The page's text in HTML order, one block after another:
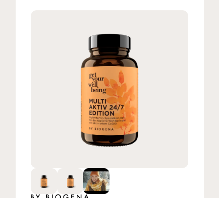
SHOPPEN
Drogeriepartner
Kontakt